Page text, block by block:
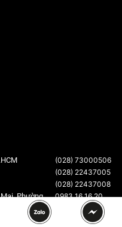
Phường
(028) 73000506
(028) 22437005
(028) 22437008
0983 16 16 20